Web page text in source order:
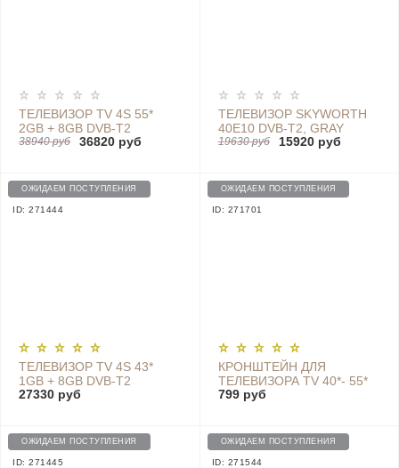
ТЕЛЕВИЗОР TV 4S 55*
2GB + 8GB DVB-T2
ЕВРОПА (2019) - L55M5-
38940 руб 36820 руб
ТЕЛЕВИЗОР SKYWORTH
40E10 DVB-T2, GRAY
19630 руб 15920 руб
ОЖИДАЕМ ПОСТУПЛЕНИЯ
ID: 271444
ТЕЛЕВИЗОР TV 4S 43*
1GB + 8GB DVB-T2
GLOBAL (2019)
27330 руб
ОЖИДАЕМ ПОСТУПЛЕНИЯ
ID: 271701
КРОНШТЕЙН ДЛЯ
ТЕЛЕВИЗОРА TV 40*- 55*
NDZ-21-AA
799 руб
ОЖИДАЕМ ПОСТУПЛЕНИЯ
ID: 271445
ОЖИДАЕМ ПОСТУПЛЕНИЯ
ID: 271544